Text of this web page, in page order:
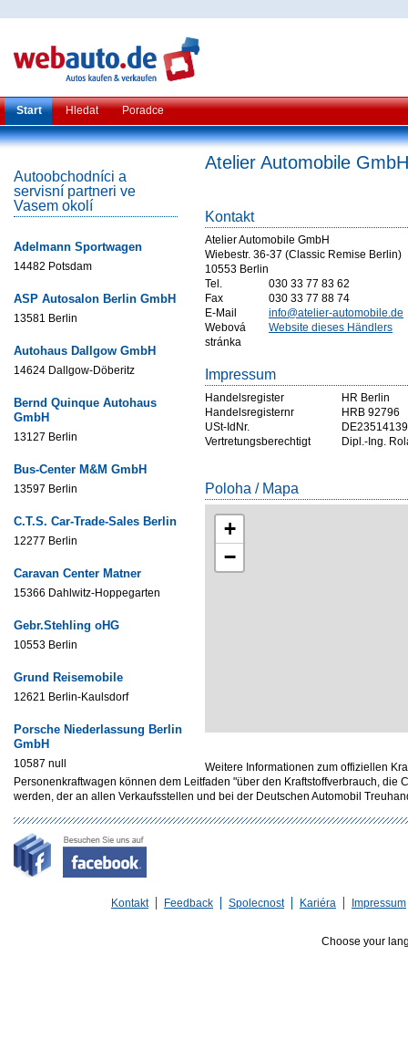
Start Hledat Poradce
Autoobchodníci a
servisní partneri ve
Vasem okolí
Adelmann Sportwagen
14482 Potsdam
ASP Autosalon Berlin GmbH
13581 Berlin
Autohaus Dallgow GmbH
14624 Dallgow-Döberitz
Bernd Quinque Autohaus
GmbH
13127 Berlin
Bus-Center M&M GmbH
13597 Berlin
C.T.S. Car-Trade-Sales Berlin
12277 Berlin
Caravan Center Matner
15366 Dahlwitz-Hoppegarten
Gebr.Stehling oHG
10553 Berlin
Grund Reisemobile
12621 Berlin-Kaulsdorf
Porsche Niederlassung Berlin
GmbH
10587 null
Atelier Automobile GmbH
Kontakt
Atelier Automobile GmbH
Wiebestr. 36-37 (Classic Remise Berlin)
10553 Berlin
Tel.
030 33 77 83 62
Fax
030 33 77 88 74
E-Mail
info@atelier-automobile.de
Webová
stránka
Website dieses Händlers
Impressum
Handelsregister
HR Berlin
Handelsregisternr
HRB 92796
USt-IdNr.
Vertretungsberechtigt
Dipl.-Ing.
Poloha / Mapa
+
−
Weitere Informationen zum offiziellen
Personenkraftwagen können dem Leitfaden "über den Kraftstoffverbrauch,
werden, der an allen Verkaufsstellen und bei der Deutschen Automobil
Kontakt Feedback Spolecnost Kariéra Impressum
Choose your